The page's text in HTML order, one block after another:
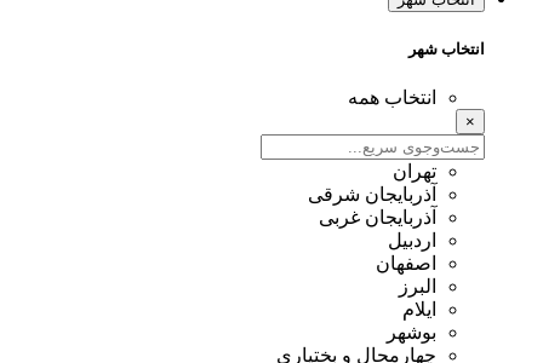
انتخاب شهر
انتخاب همه
×
تهران
آذربایجان شرقی
آذربایجان غربی
اردبیل
اصفهان
البرز
ایلام
بوشهر
چهارمحال و بختیاری